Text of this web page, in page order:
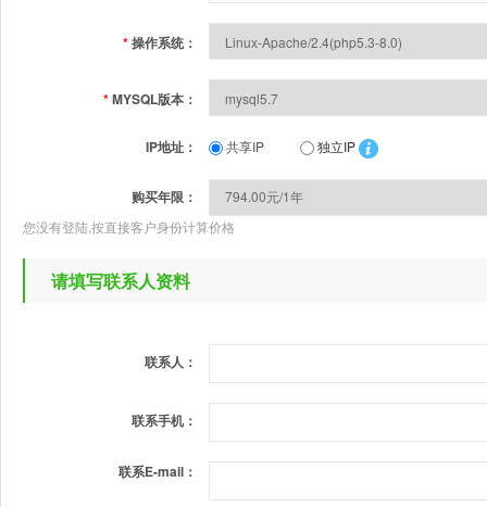
*操作系统：
*MYSQL版本：
IP地址： 共享IP 独立IP
购买年限：
您没有登陆,按直接客户身份计算价格
请填写联系人资料
联系人：
联系手机：
联系E-mail：